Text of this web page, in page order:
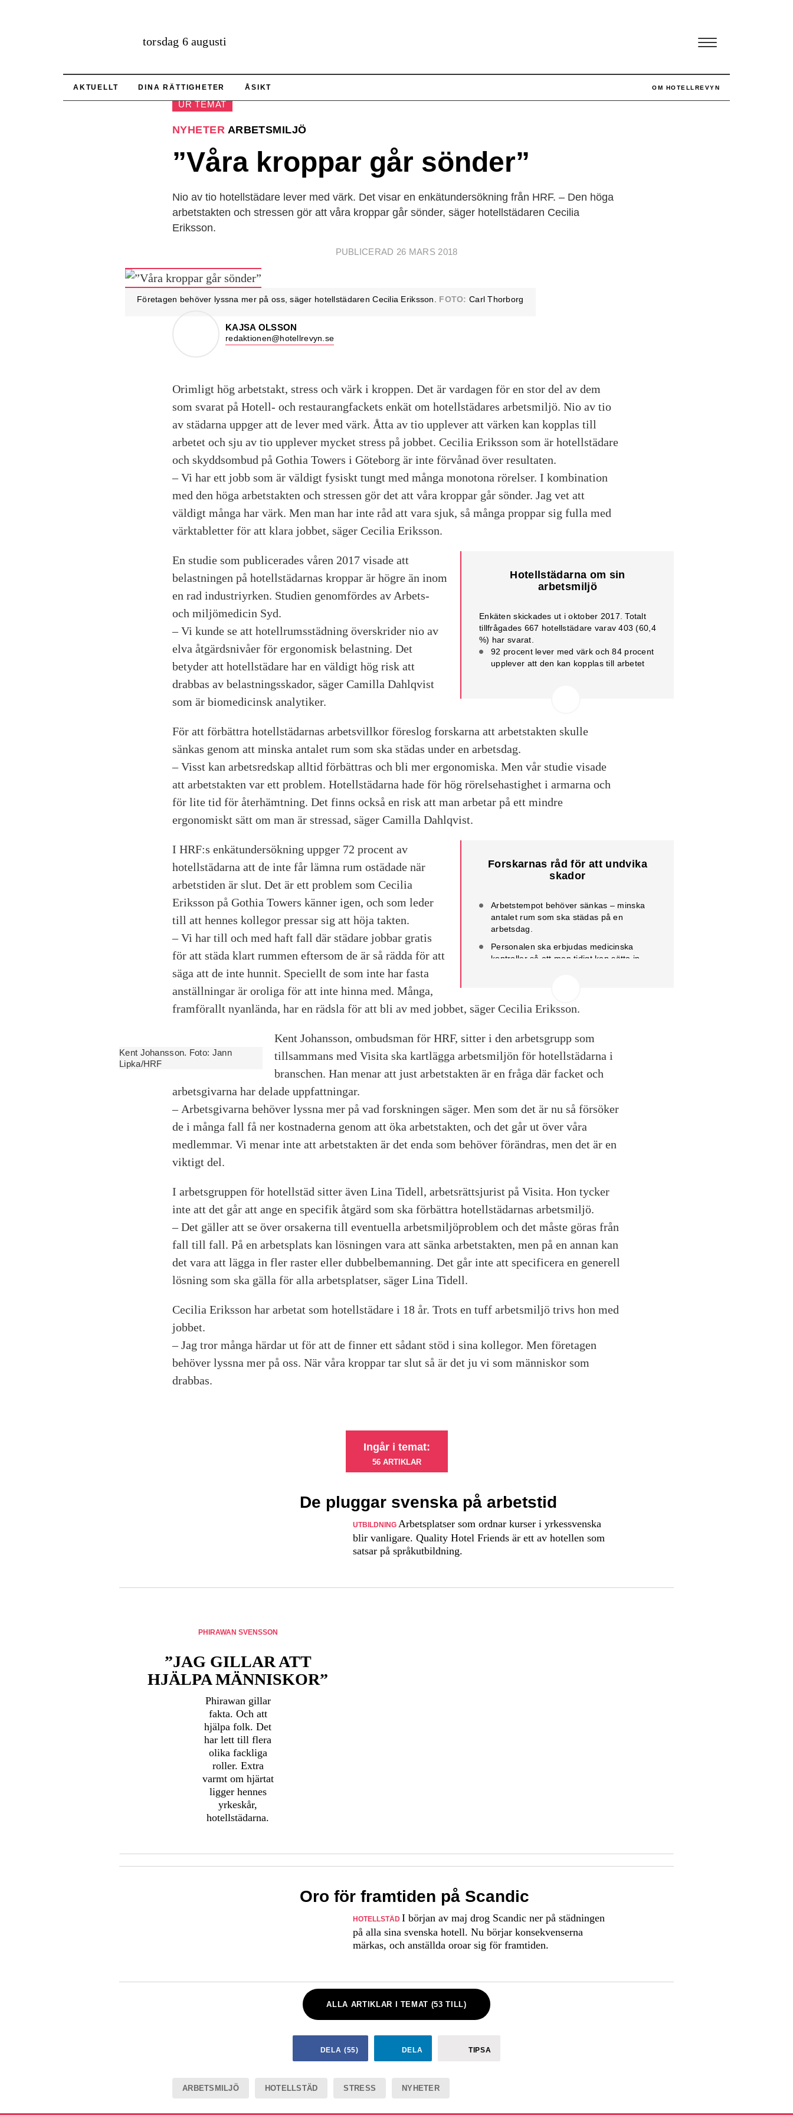
torsdag 6 augusti
AKTUELLT DINA RÄTTIGHETER ÅSIKT OM HOTELLREVYN
UR TEMAT
NYHETER ARBETSMILJÖ
”Våra kroppar går sönder”
Nio av tio hotellstädare lever med värk. Det visar en enkätundersökning från HRF. – Den höga
arbetstakten och stressen gör att våra kroppar går sönder, säger hotellstädaren Cecilia
Eriksson.
PUBLICERAD 26 MARS 2018
Företagen behöver lyssna mer på oss, säger hotellstädaren Cecilia Eriksson. FOTO: Carl Thorborg
KAJSA OLSSON
redaktionen@hotellrevyn.se
Orimligt hög arbetstakt, stress och värk i kroppen. Det är vardagen för en stor del av dem
som svarat på Hotell- och restaurangfackets enkät om hotellstädares arbetsmiljö. Nio av tio
av städarna uppger att de lever med värk. Åtta av tio upplever att värken kan kopplas till
arbetet och sju av tio upplever mycket stress på jobbet. Cecilia Eriksson som är hotellstädare
och skyddsombud på Gothia Towers i Göteborg är inte förvånad över resultaten.
– Vi har ett jobb som är väldigt fysiskt tungt med många monotona rörelser. I kombination
med den höga arbetstakten och stressen gör det att våra kroppar går sönder. Jag vet att
väldigt många har värk. Men man har inte råd att vara sjuk, så många proppar sig fulla med
värktabletter för att klara jobbet, säger Cecilia Eriksson.
Hotellstädarna om sin
arbetsmiljö
Enkäten skickades ut i oktober 2017. Totalt
tillfrågades 667 hotellstädare varav 403 (60,4
%) har svarat.
92 procent lever med värk och 84 procent
upplever att den kan kopplas till arbetet
trakasserier under de senaste 12
månaderna.
En studie som publicerades våren 2017 visade att
belastningen på hotellstädarnas kroppar är högre än inom
en rad industriyrken. Studien genomfördes av Arbets-
och miljömedicin Syd.
– Vi kunde se att hotellrumsstädning överskrider nio av
elva åtgärdsnivåer för ergonomisk belastning. Det
betyder att hotellstädare har en väldigt hög risk att
drabbas av belastningsskador, säger Camilla Dahlqvist
som är biomedicinsk analytiker.
För att förbättra hotellstädarnas arbetsvillkor föreslog forskarna att arbetstakten skulle
sänkas genom att minska antalet rum som ska städas under en arbetsdag.
– Visst kan arbetsredskap alltid förbättras och bli mer ergonomiska. Men vår studie visade
att arbetstakten var ett problem. Hotellstädarna hade för hög rörelsehastighet i armarna och
för lite tid för återhämtning. Det finns också en risk att man arbetar på ett mindre
ergonomiskt sätt om man är stressad, säger Camilla Dahlqvist.
Forskarnas råd för att undvika
skador
Arbetstempot behöver sänkas – minska
antalet rum som ska städas på en
arbetsdag.
Personalen ska erbjudas medicinska
kontroller så att man tidigt kan sätta in
utbilda hotellstädarna i ergonomi.
I HRF:s enkätundersökning uppger 72 procent av
hotellstädarna att de inte får lämna rum ostädade när
arbetstiden är slut. Det är ett problem som Cecilia
Eriksson på Gothia Towers känner igen, och som leder
till att hennes kollegor pressar sig att höja takten.
– Vi har till och med haft fall där städare jobbar gratis
för att städa klart rummen eftersom de är så rädda för att
säga att de inte hunnit. Speciellt de som inte har fasta
anställningar är oroliga för att inte hinna med. Många,
framförallt nyanlända, har en rädsla för att bli av med jobbet, säger Cecilia Eriksson.
Kent Johansson. Foto: Jann
Lipka/HRF
Kent Johansson, ombudsman för HRF, sitter i den arbetsgrupp som
tillsammans med Visita ska kartlägga arbetsmiljön för hotellstädarna i
branschen. Han menar att just arbetstakten är en fråga där facket och
arbetsgivarna har delade uppfattningar.
– Arbetsgivarna behöver lyssna mer på vad forskningen säger. Men som det är nu så försöker
de i många fall få ner kostnaderna genom att öka arbetstakten, och det går ut över våra
medlemmar. Vi menar inte att arbetstakten är det enda som behöver förändras, men det är en
viktigt del.
I arbetsgruppen för hotellstäd sitter även Lina Tidell, arbetsrättsjurist på Visita. Hon tycker
inte att det går att ange en specifik åtgärd som ska förbättra hotellstädarnas arbetsmiljö.
– Det gäller att se över orsakerna till eventuella arbetsmiljöproblem och det måste göras från
fall till fall. På en arbetsplats kan lösningen vara att sänka arbetstakten, men på en annan kan
det vara att lägga in fler raster eller dubbelbemanning. Det går inte att specificera en generell
lösning som ska gälla för alla arbetsplatser, säger Lina Tidell.
Cecilia Eriksson har arbetat som hotellstädare i 18 år. Trots en tuff arbetsmiljö trivs hon med
jobbet.
– Jag tror många härdar ut för att de finner ett sådant stöd i sina kollegor. Men företagen
behöver lyssna mer på oss. När våra kroppar tar slut så är det ju vi som människor som
drabbas.
Ingår i temat:
56 ARTIKLAR
De pluggar svenska på arbetstid
UTBILDNING Arbetsplatser som ordnar kurser i yrkessvenska
blir vanligare. Quality Hotel Friends är ett av hotellen som
satsar på språkutbildning.
PHIRAWAN SVENSSON
”JAG GILLAR ATT
HJÄLPA MÄNNISKOR”
Phirawan gillar
fakta. Och att
hjälpa folk. Det
har lett till flera
olika fackliga
roller. Extra
varmt om hjärtat
ligger hennes
yrkeskår,
hotellstädarna.
Oro för framtiden på Scandic
HOTELLSTÄD I början av maj drog Scandic ner på städningen
på alla sina svenska hotell. Nu börjar konsekvenserna
märkas, och anställda oroar sig för framtiden.
ALLA ARTIKLAR I TEMAT (53 TILL)
DELA (55) DELA TIPSA
ARBETSMILJÖ HOTELLSTÄD STRESS NYHETER